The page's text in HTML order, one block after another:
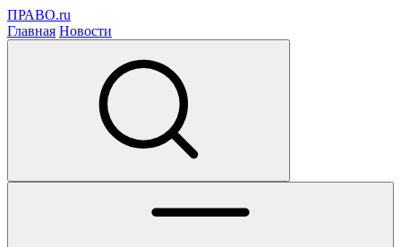
ПРАВО.ru
Главная Новости